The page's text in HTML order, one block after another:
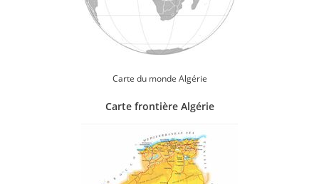
Carte du monde Algérie
Carte frontière Algérie